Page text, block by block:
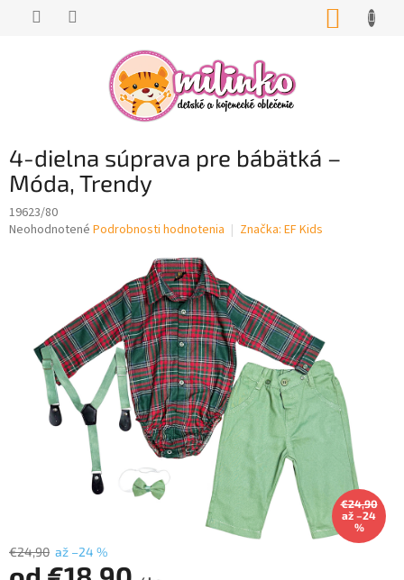
4-dielna súprava pre bábätká –
Móda, Trendy
19623/80
Priemerné
hviezdičiek.
Neohodnotené Podrobnosti hodnotenia Značka: EF Kids
€24,90
až –24
%
€24,90 až –24 %